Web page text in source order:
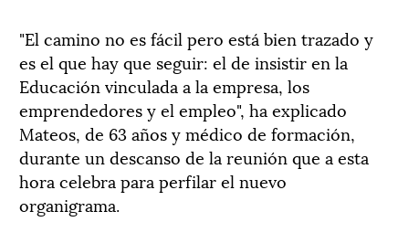
"El camino no es fácil pero está bien trazado y
es el que hay que seguir: el de insistir en la
Educación vinculada a la empresa, los
emprendedores y el empleo", ha explicado
Mateos, de 63 años y médico de formación,
durante un descanso de la reunión que a esta
hora celebra para perfilar el nuevo
organigrama.